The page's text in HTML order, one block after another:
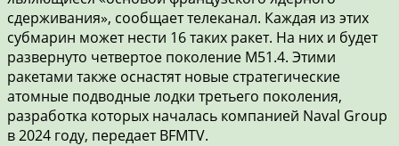
сдерживания», сообщает телеканал. Каждая из этих
субмарин может нести 16 таких ракет. На них и будет
развернуто четвертое поколение М51.4. Этими
ракетами также оснастят новые стратегические
атомные подводные лодки третьего поколения,
разработка которых началась компанией Naval Group
в 2024 году, передает BFMTV.